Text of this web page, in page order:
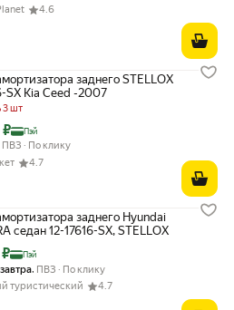
4.6
заднего STELLOX
SX Kia Ceed -2007
3 шт
Яндекс Пэй 3258 ₽ вместо
₽ Пэй
ПВЗ
По клику
4.7
заднего Hyundai
седан 12-17616-SX, STELLOX
Яндекс Пэй 1988 ₽ вместо
₽ Пэй
, ПВЗ
По клику
туристический
4.7